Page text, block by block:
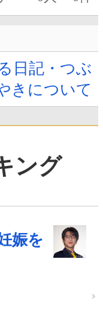
日記・つぶ
きについて
ング
娠を